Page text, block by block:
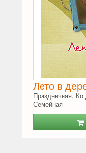
Лето в
Праздничная,
Семейная